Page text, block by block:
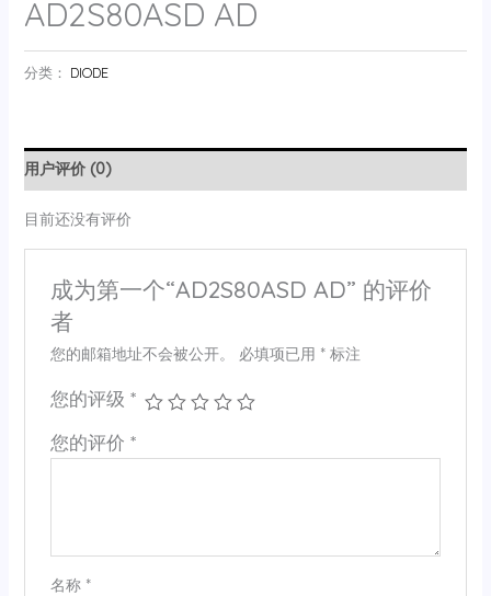
AD2S80ASD AD
分类： DIODE
用户评价 (0)
目前还没有评价
成为第一个“AD2S80ASD AD” 的评价
者
您的邮箱地址不会被公开。 必填项已用 *标注
您的评级 *
您的评价 *
名称 *